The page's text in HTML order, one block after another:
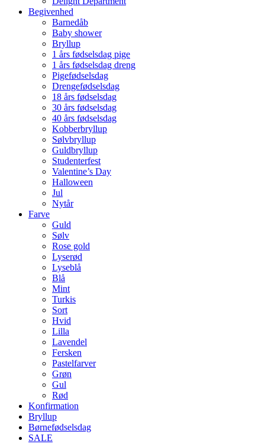
Begivenhed
Barnedåb
Baby shower
Bryllup
1 års fødselsdag pige
1 års fødselsdag dreng
Pigefødselsdag
Drengefødselsdag
18 års fødselsdag
30 års fødselsdag
40 års fødselsdag
Kobberbryllup
Sølvbryllup
Guldbryllup
Studenterfest
Valentine’s Day
Halloween
Jul
Nytår
Farve
Guld
Sølv
Rose gold
Lyserød
Lyseblå
Blå
Mint
Turkis
Sort
Hvid
Lilla
Lavendel
Fersken
Pastelfarver
Grøn
Gul
Rød
Konfirmation
Bryllup
Børnefødselsdag
SALE